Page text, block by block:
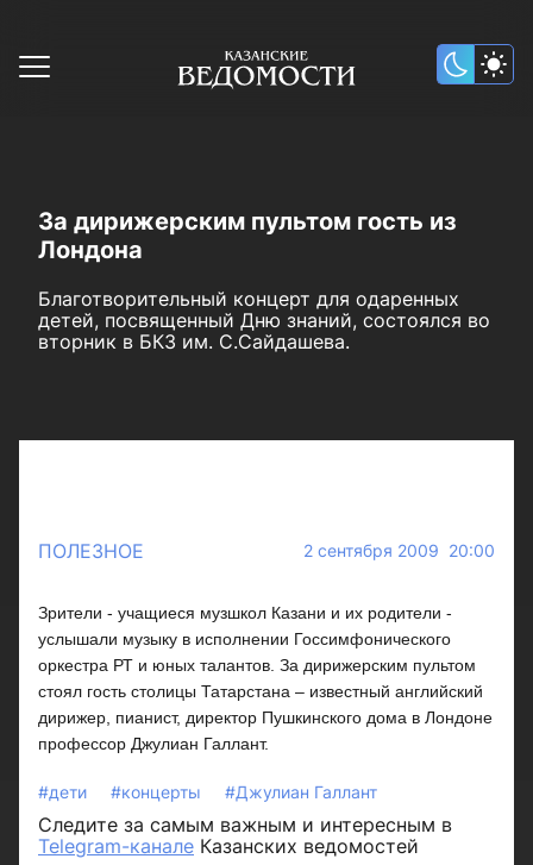
За дирижерским пультом гость из
Лондона
Благотворительный концерт для одаренных
детей, посвященный Дню знаний, состоялся во
вторник в БКЗ им. С.Сайдашева.
ПОЛЕЗНОЕ 2 сентября 2009 20:00
Зрители - учащиеся музшкол Казани и их родители -
услышали музыку в исполнении Госсимфонического
оркестра РТ и юных талантов. За дирижерским пультом
стоял гость столицы Татарстана – известный английский
дирижер, пианист, директор Пушкинского дома в Лондоне
профессор Джулиан Галлант.
#дети #концерты #Джулиан Галлант
Следите за самым важным и интересным в
Telegram-канале Казанских ведомостей